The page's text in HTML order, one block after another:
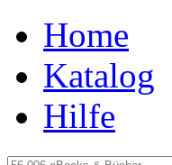
Home
Katalog
Hilfe